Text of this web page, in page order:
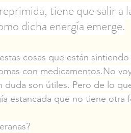
tiene que salir a
dicha energía emerge.
cosas que están
con medicamentos.No
duda son útiles. Pero de lo
estancada que no tiene otra